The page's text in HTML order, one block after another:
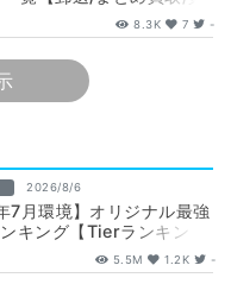
トレジャー】
8.3K 7 -
2026/8/6
7月環境】オリジナル最強
キング【Tierランキン
5.5M 1.2K -